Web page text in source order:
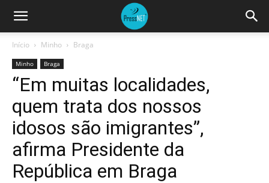
Início Minho Braga
Minho Braga
“Em muitas localidades,
quem trata dos nossos
idosos são imigrantes”,
afirma Presidente da
República em Braga